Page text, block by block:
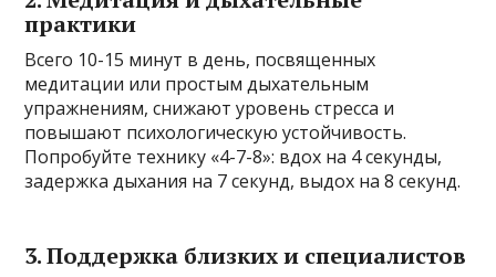
практики
Всего 10-15 минут в день, посвященных
медитации или простым дыхательным
упражнениям, снижают уровень стресса и
повышают психологическую устойчивость.
Попробуйте технику «4-7-8»: вдох на 4 секунды,
задержка дыхания на 7 секунд, выдох на 8 секунд.
3. Поддержка близких и специалистов